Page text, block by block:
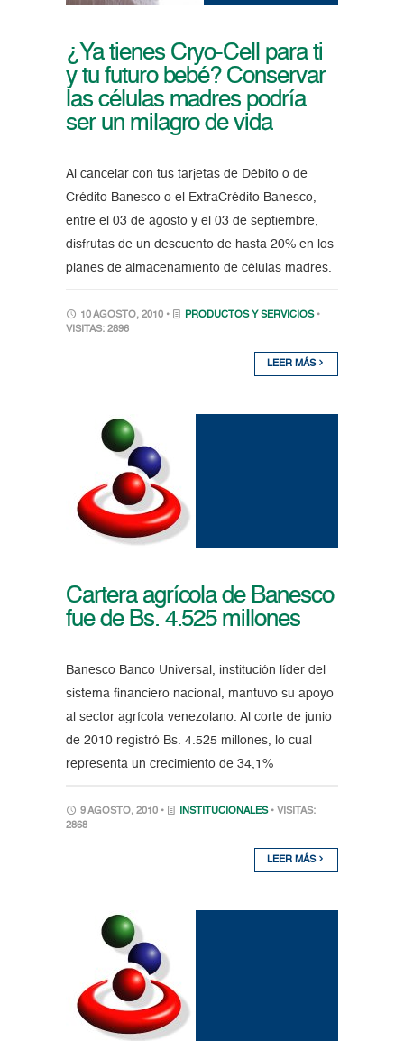
¿Ya tienes Cryo-Cell para ti
y tu futuro bebé? Conservar
las células madres podría
ser un milagro de vida
Al cancelar con tus tarjetas de Débito o de
Crédito Banesco o el ExtraCrédito Banesco,
entre el 03 de agosto y el 03 de septiembre,
disfrutas de un descuento de hasta 20% en los
planes de almacenamiento de células madres.
10 AGOSTO, 2010 • PRODUCTOS Y SERVICIOS •
VISITAS: 2896
LEER MÁS
Cartera agrícola de Banesco
fue de Bs. 4.525 millones
Banesco Banco Universal, institución líder del
sistema financiero nacional, mantuvo su apoyo
al sector agrícola venezolano. Al corte de junio
de 2010 registró Bs. 4.525 millones, lo cual
representa un crecimiento de 34,1%
9 AGOSTO, 2010 • INSTITUCIONALES • VISITAS:
2868
LEER MÁS